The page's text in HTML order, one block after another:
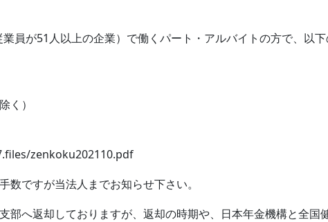
員が51人以上の企業）で働くパート・アルバイトの方で、以
く）
zenkoku202110.pdf
ですが当法人までお知らせ下さい。
へ返却しておりますが、返却の時期や、日本年金機構と全国